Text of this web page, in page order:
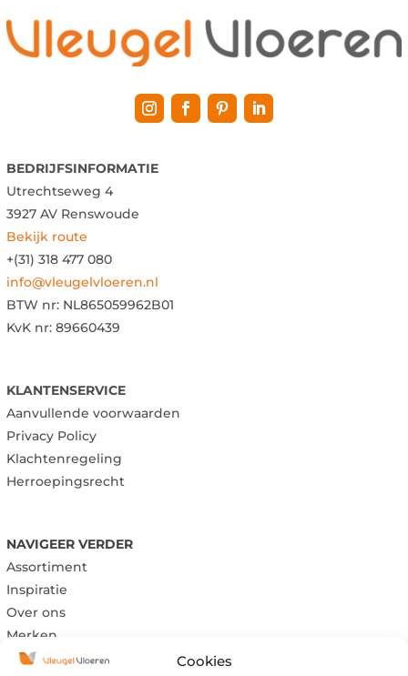
Cookies
BEDRIJFSINFORMATIE
Utrechtseweg 4
3927 AV Renswoude
Bekijk route
+(31) 318 477 080
info@vleugelvloeren.nl
BTW nr: NL865059962B01
KvK nr: 89660439
KLANTENSERVICE
Aanvullende voorwaarden
Privacy Policy
Klachtenregeling
Herroepingsrecht
NAVIGEER VERDER
Assortiment
Inspiratie
Over ons
Merken